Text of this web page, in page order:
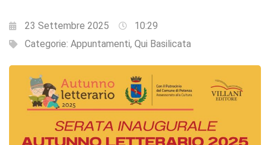
23 Settembre 2025
10:29
Categorie: Appuntamenti, Qui Basilicata